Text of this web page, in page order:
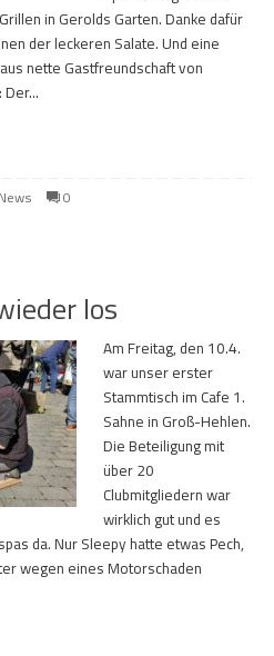
in Gerolds Garten. Danke dafür
der leckeren Salate. Und eine
nette Gastfreundschaft von
Der…
News 0
los
Am Freitag, den 10.4.
war unser erster
Stammtisch im Cafe 1.
Sahne in Groß-Hehlen.
Die Beteiligung mit
über 20
Clubmitgliedern war
wirklich gut und es
da. Nur Sleepy hatte etwas Pech,
wegen eines Motorschaden